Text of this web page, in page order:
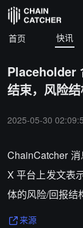
首页 快讯
Placeholder
结束，风险
2025-05-30
ChainCatcher
X 平台上发文表
体的风险/回报结
来源